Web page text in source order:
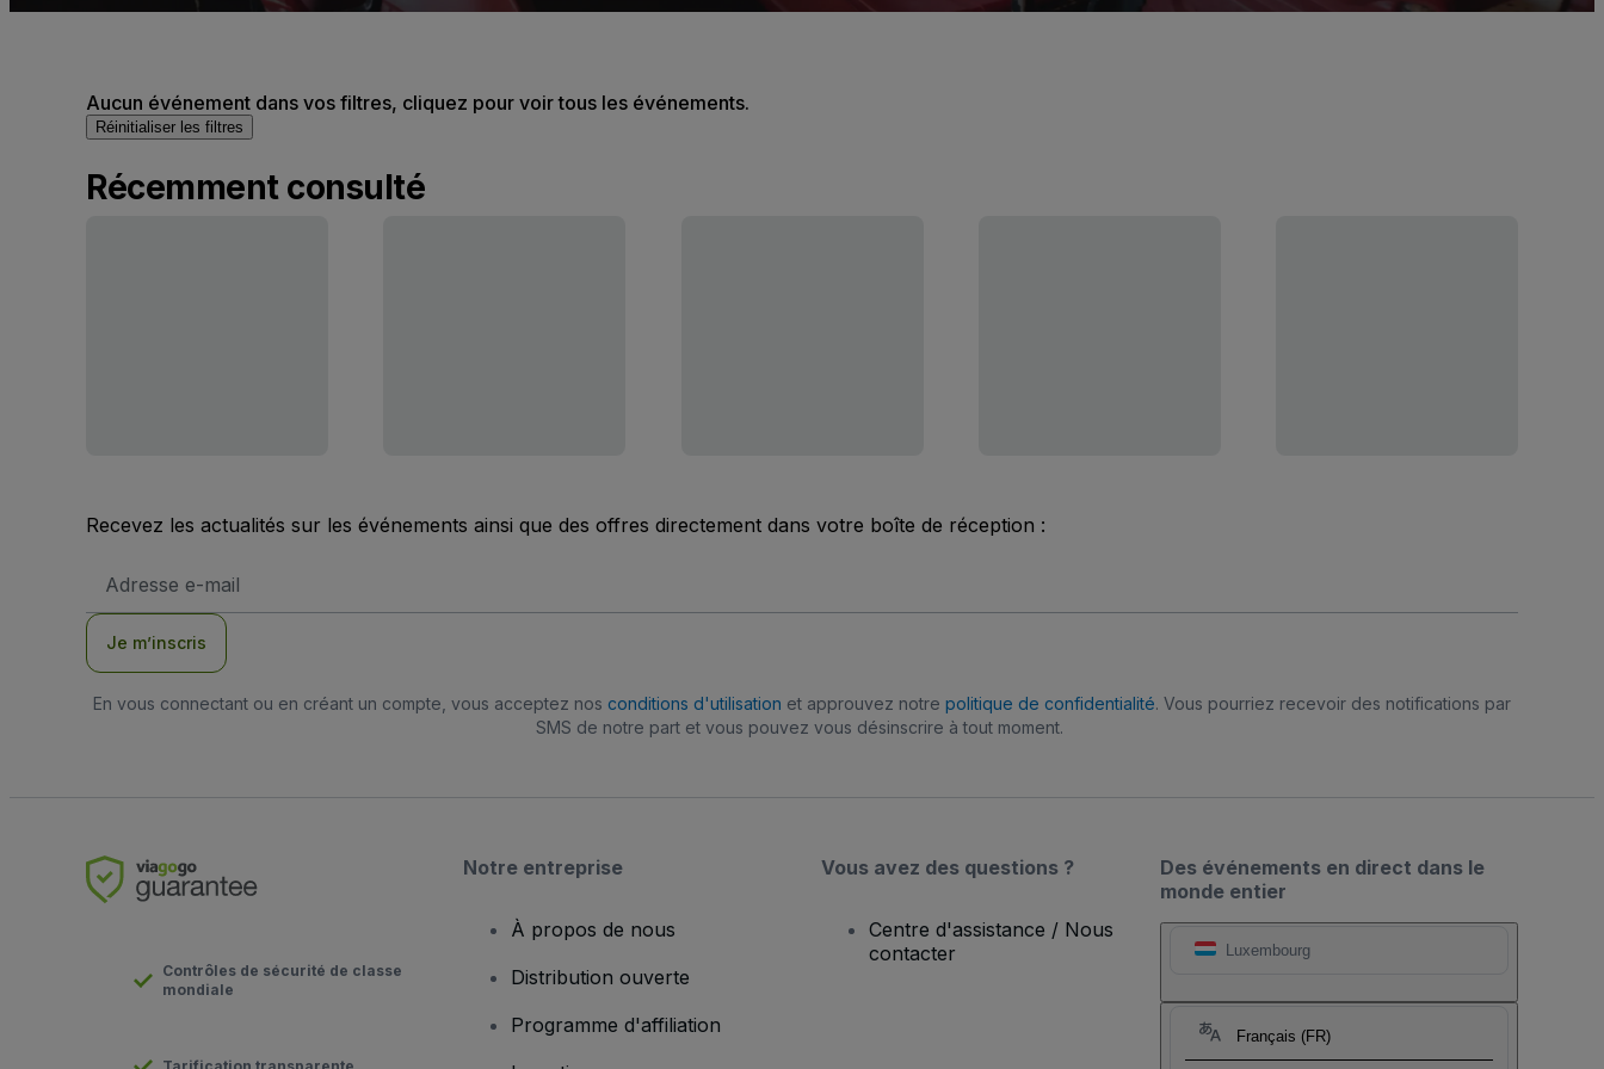
Aucun événement dans vos filtres, cliquez pour voir tous les événements.
Réinitialiser les filtres
Récemment consulté
Recevez les actualités sur les événements ainsi que des offres directement dans votre boîte de réception :
e-
Je m’inscris
En vous connectant ou en créant un compte, vous acceptez nos conditions d'utilisation et approuvez notre politique de confidentialité. Vous pourriez recevoir des notifications par
SMS de notre part et vous pouvez vous désinscrire à tout moment.
Des événements en direct dans le
monde entier
Luxembourg
Français (FR)
Contrôles de sécurité de classe
mondiale
Notre entreprise
À propos de nous
Distribution ouverte
Programme d'affiliation
Vous avez des questions ?
Centre d'assistance / Nous
contacter